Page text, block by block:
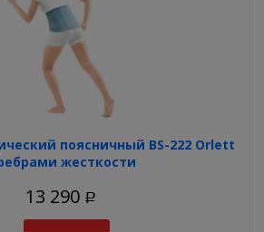
поясничный BS-222 Orlett
жесткости
13 290 Р